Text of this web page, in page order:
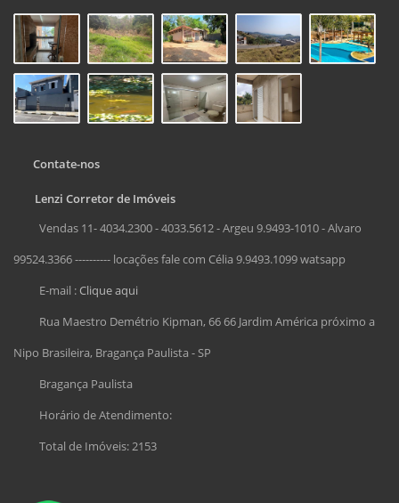
Contate-nos
Lenzi Corretor de Imóveis
Vendas 11- 4034.2300 - 4033.5612 - Argeu 9.9493-1010 - Alvaro
99524.3366 ---------- locações fale com Célia 9.9493.1099 watsapp
E-mail :Clique aqui
Rua Maestro Demétrio Kipman, 66 66 Jardim América próximo a
Nipo Brasileira, Bragança Paulista - SP
Bragança Paulista
Horário de Atendimento:
Total de Imóveis: 2153